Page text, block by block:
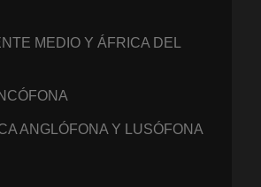
MEDIO Y ÁFRICA DEL
ANGLÓFONA Y LUSÓFONA